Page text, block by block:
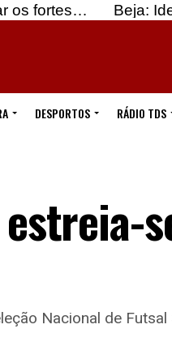
Beja: Identificados
DESPORTOS RÁDIO TDS
Nacional de Futsal